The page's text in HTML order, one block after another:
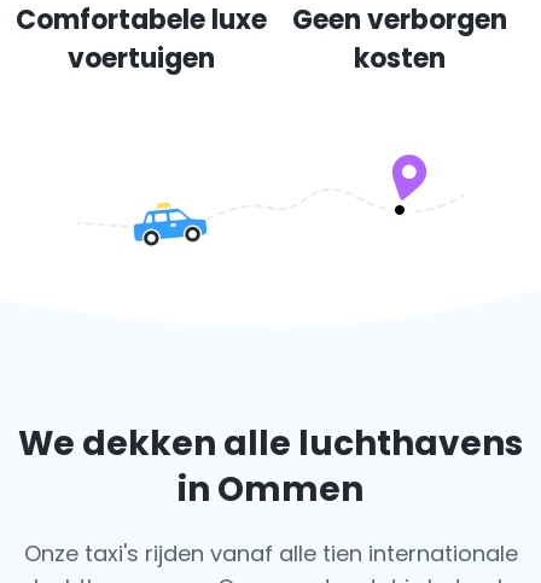
Comfortabele luxe
voertuigen
Geen verborgen
kosten
We dekken alle luchthavens
in Ommen
Onze taxi's rijden vanaf alle tien internationale